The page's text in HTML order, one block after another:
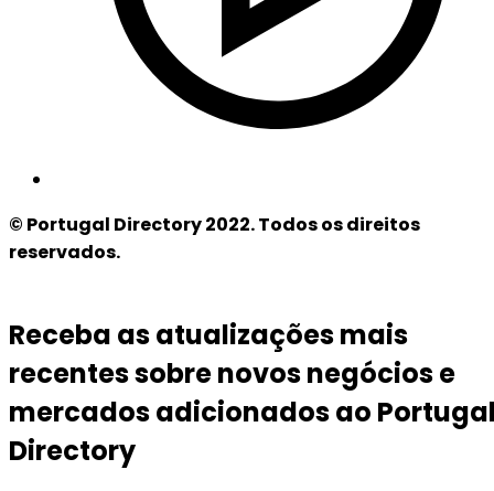
© Portugal Directory 2022. Todos os direitos
reservados.
Receba as atualizações mais
recentes sobre novos negócios e
mercados adicionados ao
Directory